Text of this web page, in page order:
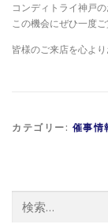
コンディトライ神戸
この機会にぜひ一度ご
皆様のご来店を心より
カテゴリー: 催事情